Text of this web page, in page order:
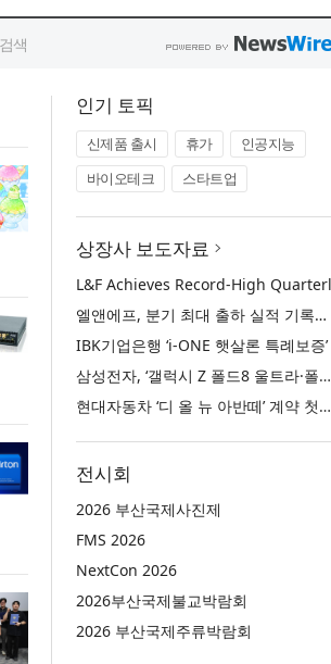
인기 토픽
신제품 출시 휴가
인공지능
바이오테크
스타트업
상장사 보도자료
삼성전자, ‘갤럭시 Z 폴드8 울트라·폴드8·플립8’과 ‘갤럭시 워치 울트라2·워치9’ 국내 공식 출시
현대자동차 ‘디 올 뉴 아반떼’ 계약 첫날 1만 대 돌파
전시회
2026 부산국제사진제
FMS 2026
NextCon 2026
2026부산국제불교박람회
2026 부산국제주류박람회